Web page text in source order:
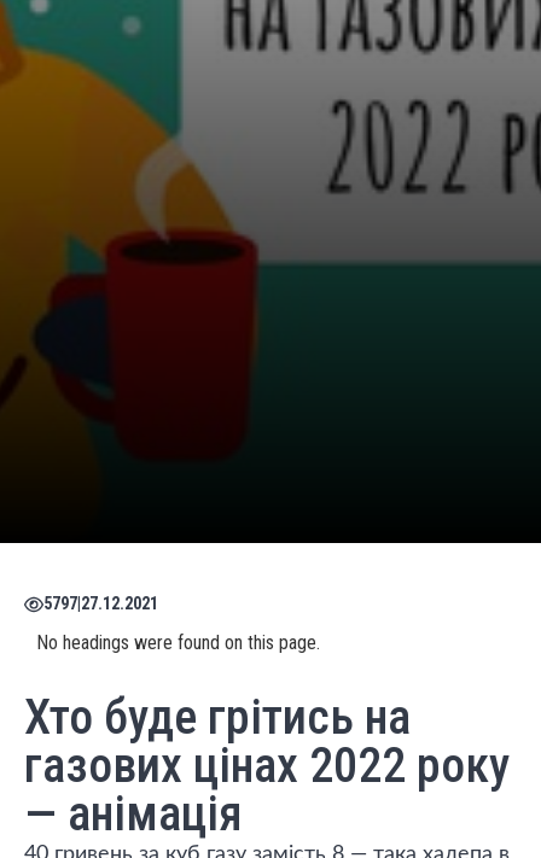
5797 27.12.2021
No headings were found on this page.
Хто буде грітись на
газових цінах 2022 року
— анімація